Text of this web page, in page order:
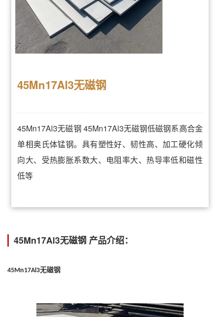
45Mn17Al3无磁钢
45Mn17Al3无磁钢 45Mn17Al3无磁钢低磁钢系高合金
单相奥氏体锰钢。具有塑性好、韧性高、加工硬化倾
向大、受热膨胀系数大、电阻率大、热导率低和磁性
低等
45Mn17Al3无磁钢 产品介绍：
45Mn17Al3无磁钢